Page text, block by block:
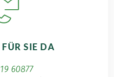
SIE DA
60877